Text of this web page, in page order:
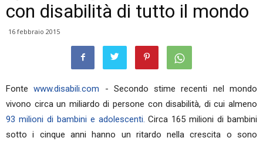
con disabilità di tutto il mondo
16 febbraio 2015
Fontewww.disabili.com - Secondo stime recenti nel mondo
vivono circa un miliardo di persone con disabilità, di cui almeno
93 milioni di bambini e adolescenti. Circa 165 milioni di bambini
sotto i cinque anni hanno un ritardo nella crescita o sono